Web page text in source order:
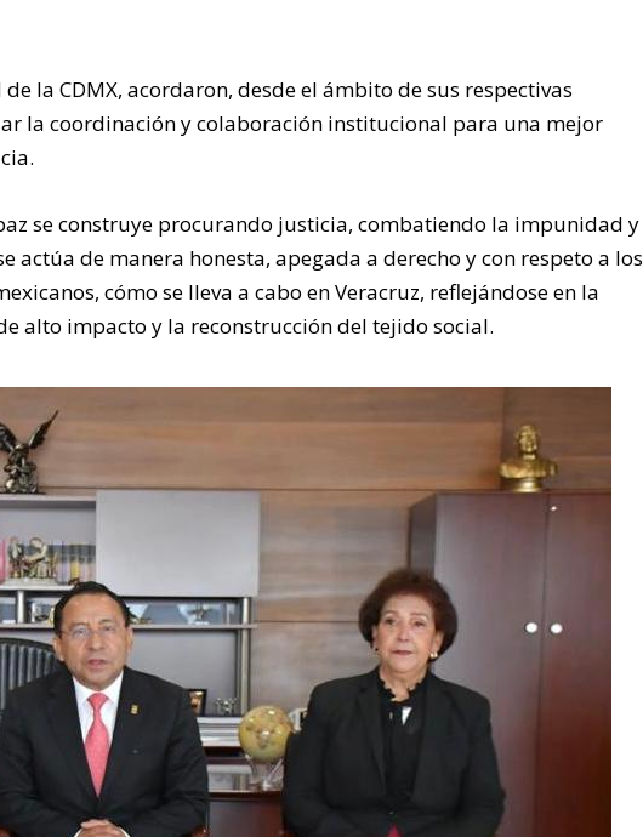
la CDMX, acordaron, desde el ámbito de sus respectivas
la coordinación y colaboración institucional para una mejor
se construye procurando justicia, combatiendo la impunidad y
actúa de manera honesta, apegada a derecho y con respeto a los
cómo se lleva a cabo en Veracruz, reflejándose en la
alto impacto y la reconstrucción del tejido social.